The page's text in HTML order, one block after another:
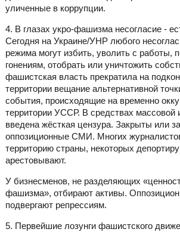
уличенные в коррупции.
4. В глазах укро-фашизма несогласие -
Сегодня на Украине/УНР любого
режима могут избить, уволить с работы,
гонениям, отобрать или уничтожить
фашистская власть прекратила на
территории вещание альтернативной
события, происходящие на временно
территории УССР. В средствах массовой
введена жёсткая цензура. Закрыты или
оппозиционные СМИ. Многих
территорию страны, некоторых
арестовывают.
У бизнесменов, не разделяющих
фашизма», отбирают активы.
подвергают репрессиям.
5. Первейшие лозунги фашистского